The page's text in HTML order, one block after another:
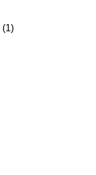
(1)